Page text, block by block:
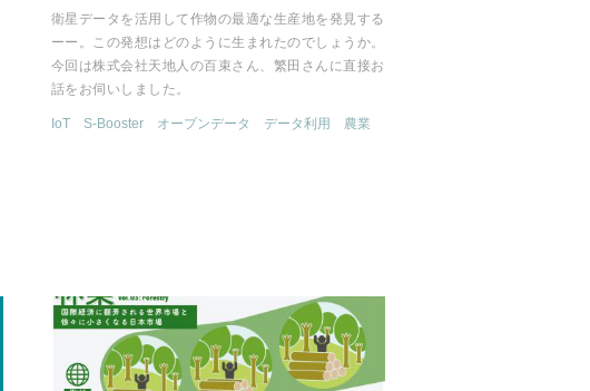
衛星データを活用して作物の最適な生産地を発見する
ーー。この発想はどのように生まれたのでしょうか。
今回は株式会社天地人の百束さん、繁田さんに直接お
話をお伺いしました。
IoT S-Booster オープンデータ データ利用 農業